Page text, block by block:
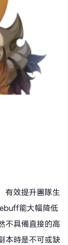
有效提升團隊生
能大幅降低
不具備直接的高
本時是不可或缺